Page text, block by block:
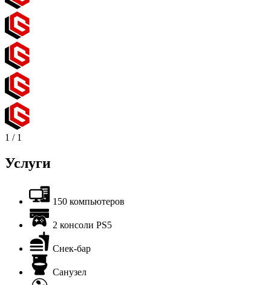
1 / 1
Услуги
150 компьютеров
2 консоли PS5
Снек-бар
Санузел